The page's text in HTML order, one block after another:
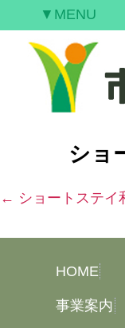
▼MENU
ショ
← ショートステイ
HOME
事業案内